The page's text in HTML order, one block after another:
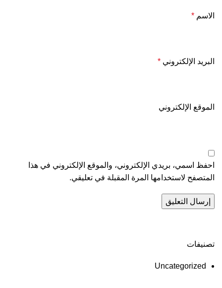
الاسم *
البريد الإلكتروني *
الموقع الإلكتروني
احفظ اسمي، بريدي الإلكتروني، والموقع الإلكتروني في هذا
المتصفح لاستخدامها المرة المقبلة في تعليقي.
تصنيفات
Uncategorized